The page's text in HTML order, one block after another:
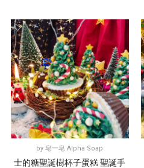
by皂一皂 Alpha Soap
士的糖聖誕樹杯子蛋糕 聖誕手